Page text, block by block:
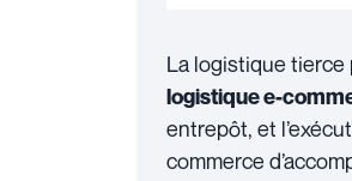
La logistique tierce
logistique e-
entrepôt, et
commerce